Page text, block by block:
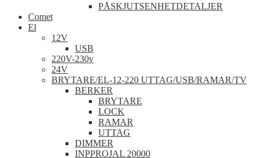
PÅSKJUTSENHETDETALJER
Comet
El
12V
USB
220V-230v
24V
BRYTARE/EL-12-220 UTTAG/USB/RAMAR/TV
BERKER
BRYTARE
LOCK
RAMAR
UTTAG
DIMMER
INPPROJAL 20000